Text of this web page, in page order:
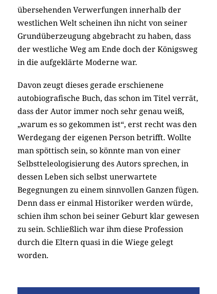
übersehenden Verwerfungen innerhalb der
westlichen Welt scheinen ihn nicht von seiner
Grundüberzeugung abgebracht zu haben, dass
der westliche Weg am Ende doch der Königsweg
in die aufgeklärte Moderne war.
Davon zeugt dieses gerade erschienene
autobiografische Buch, das schon im Titel verrät,
dass der Autor immer noch sehr genau weiß,
„warum es so gekommen ist“, erst recht was den
Werdegang der eigenen Person betrifft. Wollte
man spöttisch sein, so könnte man von einer
Selbst­teleo­lo­gi­sie­rung des Autors sprechen, in
dessen Leben sich selbst unerwartete
Begegnungen zu einem sinnvollen Ganzen fügen.
Denn dass er einmal Historiker werden würde,
schien ihm schon bei seiner Geburt klar gewesen
zu sein. Schließlich war ihm diese Profession
durch die Eltern quasi in die Wiege gelegt
worden.